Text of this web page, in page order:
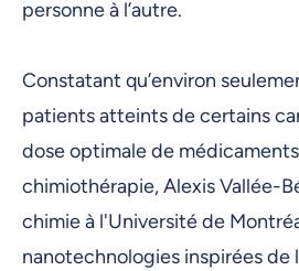
personne à l’autre.
Constatant qu’environ
patients atteints de certains
dose optimale de
chimiothérapie, Alexis Vallée-
chimie à l'Université de
nanotechnologies inspirées de